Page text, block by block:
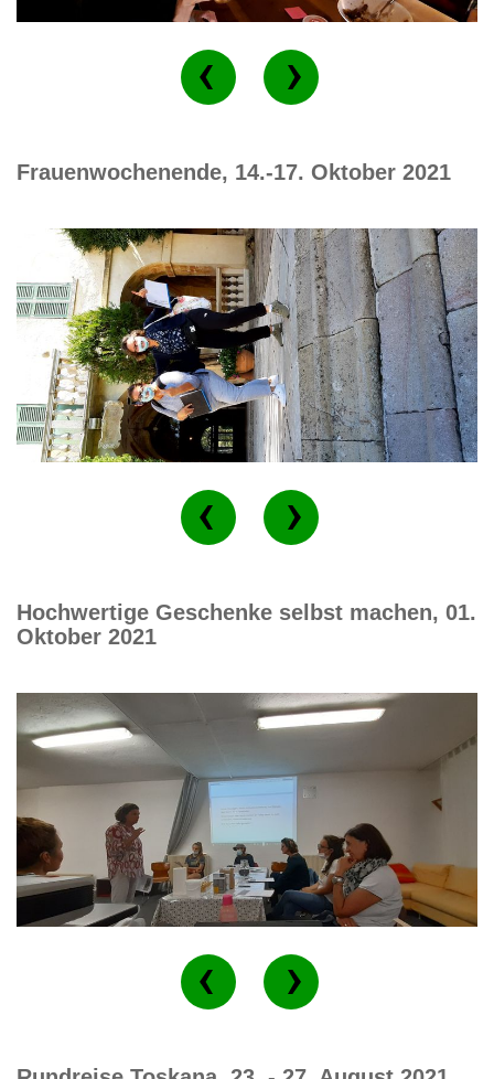
Frauenwochenende, 14.-17. Oktober 2021
Hochwertige Geschenke selbst machen, 01.
Oktober 2021